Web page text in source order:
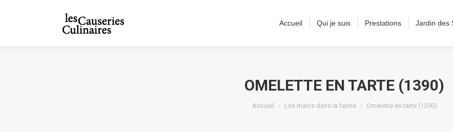
Accueil Qui je suis Prestations Jardin des
OMELETTE EN TARTE (1390)
Vous êtes ici :
Accueil Les mains dans la farine Omelette en tarte (1390)